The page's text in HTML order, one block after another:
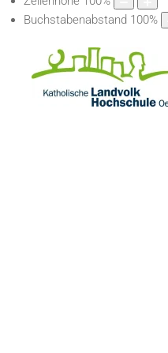
Buchstabenabstand 100%